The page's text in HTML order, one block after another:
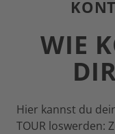
WIE
Hier kannst du
TOUR loswerden: